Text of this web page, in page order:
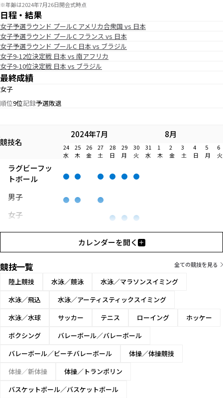
※年齢は2024年7月26日開会式時点
日程・結果
女子予選ラウンド プールC アメリカ合衆国 vs 日本
女子予選ラウンド プールC フランス vs 日本
女子予選ラウンド プールC 日本 vs ブラジル
女子9-12位決定戦 日本 vs 南アフリカ
女子9-10位決定戦 日本 vs ブラジル
最終成績
女子
順位9位記録予選敗退
競技名
2024年7月 8月
24 25 26 27 28 29 30 31 1 2 3 4 5
6
水
木 金 土 日 月 火 水 木 金 土 日 月 火
ラグビーフッ
トボール
男子
女子
カレンダーを開く
競技一覧 全ての競技を見る
陸上競技 水泳／競泳
水泳／マラソンスイミング
水泳／飛込
水泳／アーティスティックスイミング
水泳／水球
サッカー テニス ローイング
ホッケー
ボクシング
バレーボール／バレーボール
バレーボール／ビーチバレーボール
体操／体操競技
体操／新体操
体操／トランポリン
バスケットボール／バスケットボール